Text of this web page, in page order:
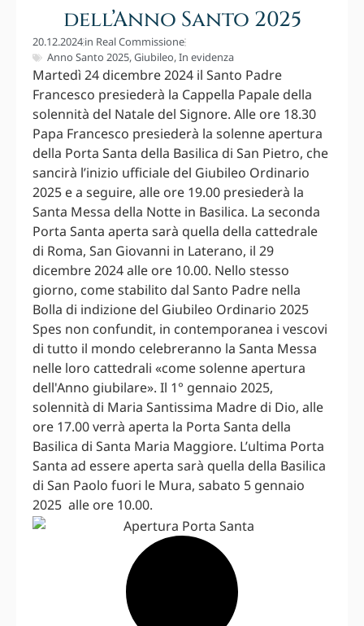
dell’Anno Santo 2025
20.12.2024in Real Commissione
Anno Santo 2025,Giubileo,In evidenza
Martedì 24 dicembre 2024 il Santo Padre
Francesco presiederà la Cappella Papale della
solennità del Natale del Signore. Alle ore 18.30
Papa Francesco presiederà la solenne apertura
della Porta Santa della Basilica di San Pietro, che
sancirà l’inizio ufficiale del Giubileo Ordinario
2025 e a seguire, alle ore 19.00 presiederà la
Santa Messa della Notte in Basilica. La seconda
Porta Santa aperta sarà quella della cattedrale
di Roma, San Giovanni in Laterano, il 29
dicembre 2024 alle ore 10.00. Nello stesso
giorno, come stabilito dal Santo Padre nella
Bolla di indizione del Giubileo Ordinario 2025
Spes non confundit, in contemporanea i vescovi
di tutto il mondo celebreranno la Santa Messa
nelle loro cattedrali «come solenne apertura
dell'Anno giubilare». Il 1° gennaio 2025,
solennità di Maria Santissima Madre di Dio, alle
ore 17.00 verrà aperta la Porta Santa della
Basilica di Santa Maria Maggiore. L’ultima Porta
Santa ad essere aperta sarà quella della Basilica
di San Paolo fuori le Mura, sabato 5 gennaio
2025 alle ore 10.00.